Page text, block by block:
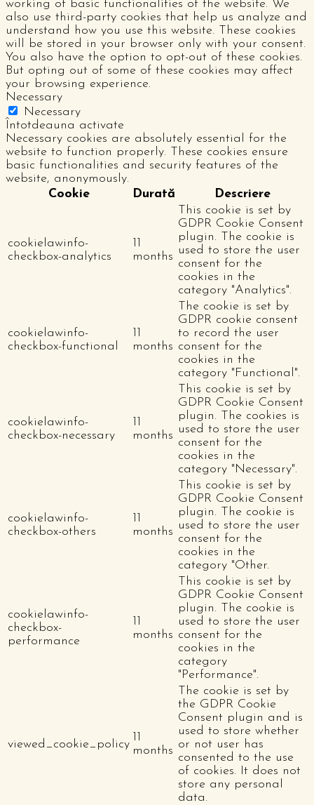
working of basic functionalities of the website. We
also use third-party cookies that help us analyze and
understand how you use this website. These cookies
will be stored in your browser only with your consent.
You also have the option to opt-out of these cookies.
But opting out of some of these cookies may affect
your browsing experience.
Necessary
Necessary
Întotdeauna activate
Necessary cookies are absolutely essential for the
website to function properly. These cookies ensure
basic functionalities and security features of the
website, anonymously.
Cookie
Durată Descriere
cookielawinfo-
checkbox-analytics
11
months
This cookie is set by
GDPR Cookie Consent
plugin. The cookie is
used to store the user
consent for the
cookies in the
category "Analytics".
cookielawinfo-
checkbox-functional
11
months
The cookie is set by
GDPR cookie consent
to record the user
consent for the
cookies in the
category "Functional".
cookielawinfo-
checkbox-necessary
11
months
This cookie is set by
GDPR Cookie Consent
plugin. The cookies is
used to store the user
consent for the
cookies in the
category "Necessary".
cookielawinfo-
checkbox-others
11
months
This cookie is set by
GDPR Cookie Consent
plugin. The cookie is
used to store the user
consent for the
cookies in the
category "Other.
cookielawinfo-
checkbox-
performance
11
months
This cookie is set by
GDPR Cookie Consent
plugin. The cookie is
used to store the user
consent for the
cookies in the
category
"Performance".
viewed_cookie_policy
11
months
The cookie is set by
the GDPR Cookie
Consent plugin and is
used to store whether
or not user has
consented to the use
of cookies. It does not
store any personal
data.